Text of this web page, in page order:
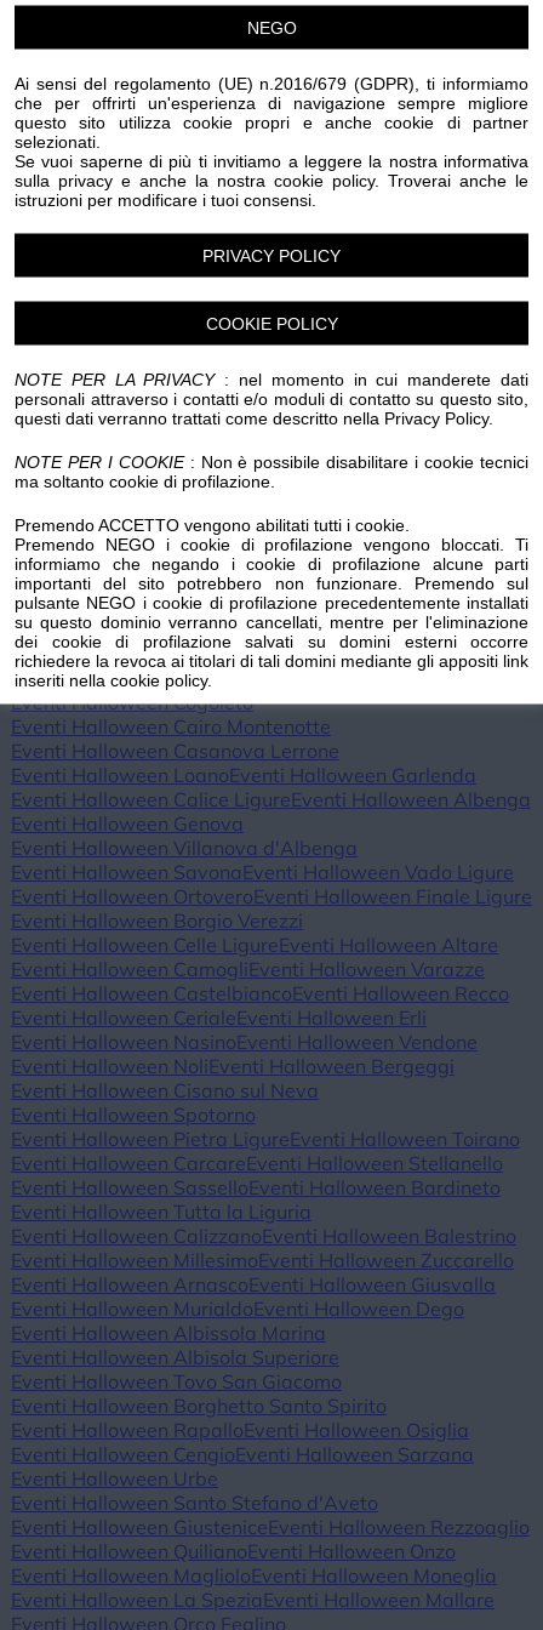
NEGO
Ai sensi del regolamento (UE) n.2016/679 (GDPR), ti informiamo
che per offrirti un'esperienza di navigazione sempre migliore
questo sito utilizza cookie propri e anche cookie di partner
selezionati.
Se vuoi saperne di più ti invitiamo a leggere la nostra informativa
sulla privacy e anche la nostra cookie policy. Troverai anche le
istruzioni per modificare i tuoi consensi.
PRIVACY POLICY
COOKIE POLICY
NOTE PER LA PRIVACY: nel momento in cui manderete dati
personali attraverso i contatti e/o moduli di contatto su questo sito,
questi dati verranno trattati come descritto nella Privacy Policy.
NOTE PER I COOKIE: Non è possibile disabilitare i cookie tecnici
ma soltanto cookie di profilazione.
Premendo ACCETTO vengono abilitati tutti i cookie.
Premendo NEGO i cookie di profilazione vengono bloccati. Ti
informiamo che negando i cookie di profilazione alcune parti
importanti del sito potrebbero non funzionare. Premendo sul
pulsante NEGO i cookie di profilazione precedentemente installati
su questo dominio verranno cancellati, mentre per l'eliminazione
dei cookie di profilazione salvati su domini esterni occorre
richiedere la revoca ai titolari di tali domini mediante gli appositi link
inseriti nella cookie policy.
Eventi Halloween DolceacquaEventi Halloween Dolcedo
Eventi Halloween ImperiaEventi Halloween Isolabona
Eventi Halloween Lucinasco
Eventi Halloween Mendatica
Eventi Halloween Molini di Triora
Eventi Halloween Montegrosso Pian Latte
Eventi Halloween Olivetta San Michele
Eventi Halloween OspedalettiEventi Halloween Perinaldo
Eventi Halloween Pietrabruna
Eventi Halloween Pieve Di Teco
Eventi Halloween Pompeiana
Eventi Halloween Pontedassio
Eventi Halloween RanzoEventi Halloween Rezzo
Eventi Halloween Riva Ligure
Eventi Halloween San Bartolomeo al Mare
Eventi Halloween San Biagio della Cima
Eventi Halloween San Lorenzo al Mare
Eventi Halloween Sanremo
Eventi Halloween Santo Stefano al Mare
Eventi Halloween TaggiaEventi Halloween Terzorio
Eventi Halloween TrioraEventi Halloween Vallebona
Eventi Halloween Vallecrosia al Mare
Eventi Halloween Vasia Eventi Halloween Ventimiglia
Eventi Halloween VessalicoEventi Halloween Villa Faraldi
Eventi Halloween Andora Eventi Halloween Alassio
Eventi Halloween Laigueglia
Eventi Halloween Arenzano
Eventi Halloween Cogoleto
Eventi Halloween Cairo Montenotte
Eventi Halloween Casanova Lerrone
Eventi Halloween LoanoEventi Halloween Garlenda
Eventi Halloween Calice LigureEventi Halloween Albenga
Eventi Halloween Genova
Eventi Halloween Villanova d'Albenga
Eventi Halloween Savona Eventi Halloween Vado Ligure
Eventi Halloween OrtoveroEventi Halloween Finale Ligure
Eventi Halloween Borgio Verezzi
Eventi Halloween Celle LigureEventi Halloween Altare
Eventi Halloween CamogliEventi Halloween Varazze
Eventi Halloween CastelbiancoEventi Halloween Recco
Eventi Halloween CerialeEventi Halloween Erli
Eventi Halloween NasinoEventi Halloween Vendone
Eventi Halloween NoliEventi Halloween Bergeggi
Eventi Halloween Cisano sul Neva
Eventi Halloween Spotorno
Eventi Halloween Pietra LigureEventi Halloween Toirano
Eventi Halloween CarcareEventi Halloween Stellanello
Eventi Halloween SasselloEventi Halloween Bardineto
Eventi Halloween Tutta la Liguria
Eventi Halloween CalizzanoEventi Halloween Balestrino
Eventi Halloween MillesimoEventi Halloween Zuccarello
Eventi Halloween ArnascoEventi Halloween Giusvalla
Eventi Halloween MurialdoEventi Halloween Dego
Eventi Halloween Albissola Marina
Eventi Halloween Albisola Superiore
Eventi Halloween Tovo San Giacomo
Eventi Halloween Borghetto Santo Spirito
Eventi Halloween RapalloEventi Halloween Osiglia
Eventi Halloween CengioEventi Halloween Sarzana
Eventi Halloween Urbe
Eventi Halloween Santo Stefano d'Aveto
Eventi Halloween GiusteniceEventi Halloween Rezzoaglio
Eventi Halloween QuilianoEventi Halloween Onzo
Eventi Halloween MaglioloEventi Halloween Moneglia
Eventi Halloween La Spezia Eventi Halloween Mallare
Eventi Halloween Orco Feglino